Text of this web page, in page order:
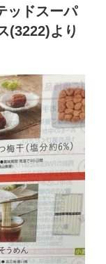
ッドスーパ
(3222)より